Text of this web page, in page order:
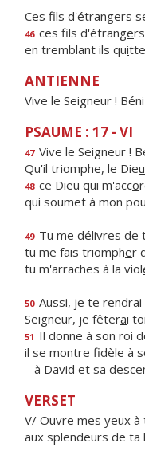
Ces fils d'étrangers
46 ces fils d'étrange
en tremblant ils qui
ANTIENNE
Vive le Seigneur !
PSAUME : 17 - VI
47 Vive le Seigneur !
Qu'il triomphe, le Dieu
48 ce Dieu qui m'acco
qui soumet à mon
49 Tu me délivres de
tu me fais triompher
tu m'arraches à la viol
50 Aussi, je te
Seigneur, je fêterai
51 Il donne à son roi
il se montre fidèle à
à David et sa
VERSET
V/ Ouvre mes yeux
aux splendeurs de ta